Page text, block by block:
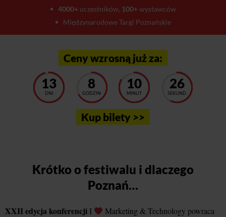
4000+uczestników, 100+wystawców
Międzynarodowe Targi Poznańskie
Ceny wzrosną już za:
13
DNI
8
GODZIN
10
MINUT
22
SEKUND
Kup bilety >>
Krótko o festiwalu i dlaczego
Poznań…
XXII edycja konferencji I
Marketing & Technology powraca